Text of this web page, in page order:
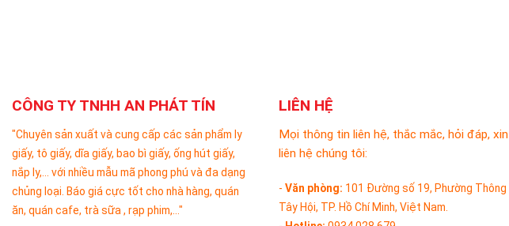
CÔNG TY TNHH AN PHÁT TÍN
"Chuyên sản xuất và cung cấp các sản phẩm ly
giấy, tô giấy, dĩa giấy, bao bì giấy, ống hút giấy,
nắp ly,... với nhiều mẫu mã phong phú và đa dạng
chủng loại. Báo giá cực tốt cho nhà hàng, quán
ăn, quán cafe, trà sữa , rạp phim,..."
LIÊN HỆ
Mọi thông tin liên hệ, thắc mắc, hỏi đáp, xin
liên hệ chúng tôi:
- Văn phòng: 101 Đường số 19, Phường Thông
Tây Hội, TP. Hồ Chí Minh, Việt Nam.